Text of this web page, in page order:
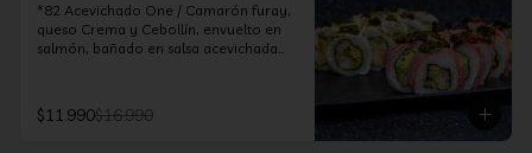
*82 Acevichado One / Camarón furay,
queso Crema y Cebollín, envuelto en
salmón, bañado en salsa acevichada
y cebollin, frito en panko cubierto de
ceviche hot.
$11.990$16.990